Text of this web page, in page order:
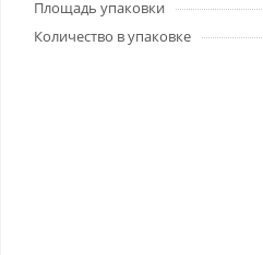
Площадь упаковки
Количество в упаковке